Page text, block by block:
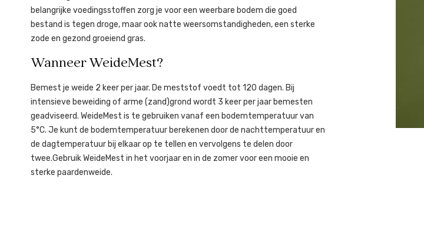
belangrijke voedingsstoffen zorg je voor een weerbare bodem die goed
bestand is tegen droge, maar ook natte weersomstandigheden, een sterke
zode en gezond groeiend gras.
Wanneer WeideMest?
Bemest je weide 2 keer per jaar. De meststof voedt tot 120 dagen. Bij
intensieve beweiding of arme (zand)grond wordt 3 keer per jaar bemesten
geadviseerd. WeideMest is te gebruiken vanaf een bodemtemperatuur van
5°C. Je kunt de bodemtemperatuur berekenen door de nachttemperatuur en
de dagtemperatuur bij elkaar op te tellen en vervolgens te delen door
twee.Gebruik WeideMest in het voorjaar en in de zomer voor een mooie en
sterke paardenweide.